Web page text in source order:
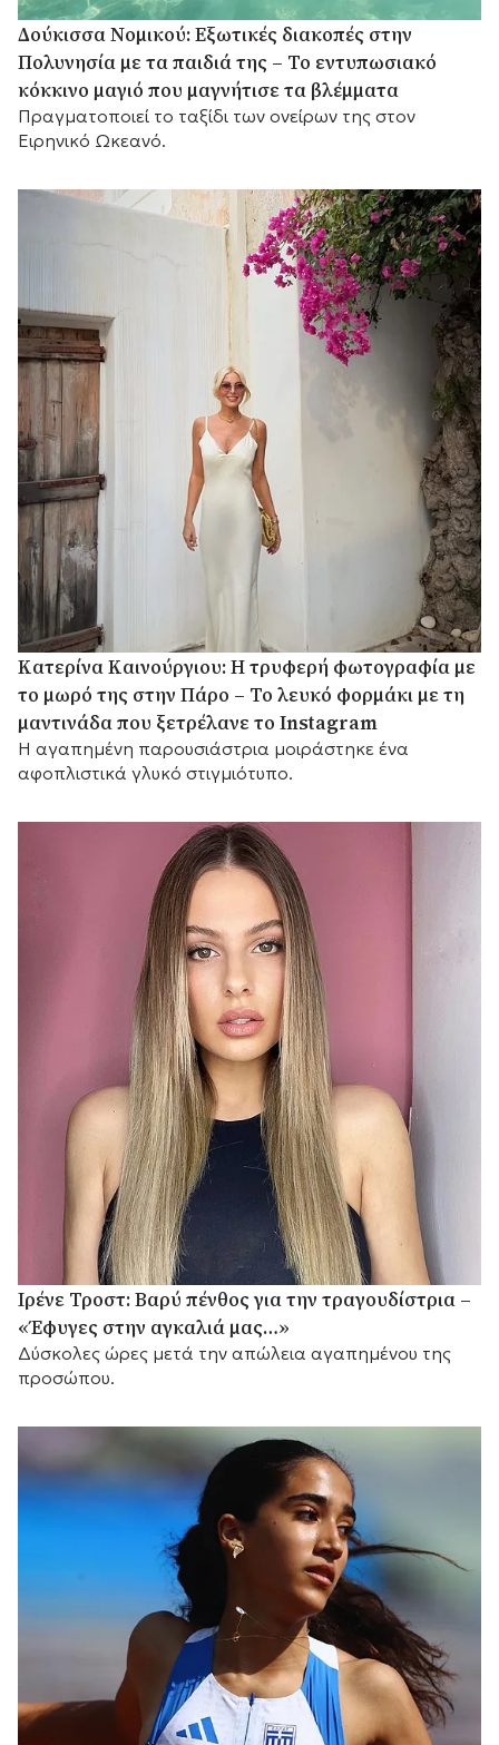
Δούκισσα Νομικού: Εξωτικές διακοπές στην
Πολυνησία με τα παιδιά της – Το εντυπωσιακό
κόκκινο μαγιό που μαγνήτισε τα βλέμματα
Πραγματοποιεί το ταξίδι των ονείρων της στον
Ειρηνικό Ωκεανό.
Κατερίνα Καινούργιου: Η τρυφερή φωτογραφία με
το μωρό της στην Πάρο – Το λευκό φορμάκι με τη
μαντινάδα που ξετρέλανε το Instagram
Η αγαπημένη παρουσιάστρια μοιράστηκε ένα
αφοπλιστικά γλυκό στιγμιότυπο.
Ιρένε Τροστ: Βαρύ πένθος για την τραγουδίστρια –
«Έφυγες στην αγκαλιά μας…»
Δύσκολες ώρες μετά την απώλεια αγαπημένου της
προσώπου.